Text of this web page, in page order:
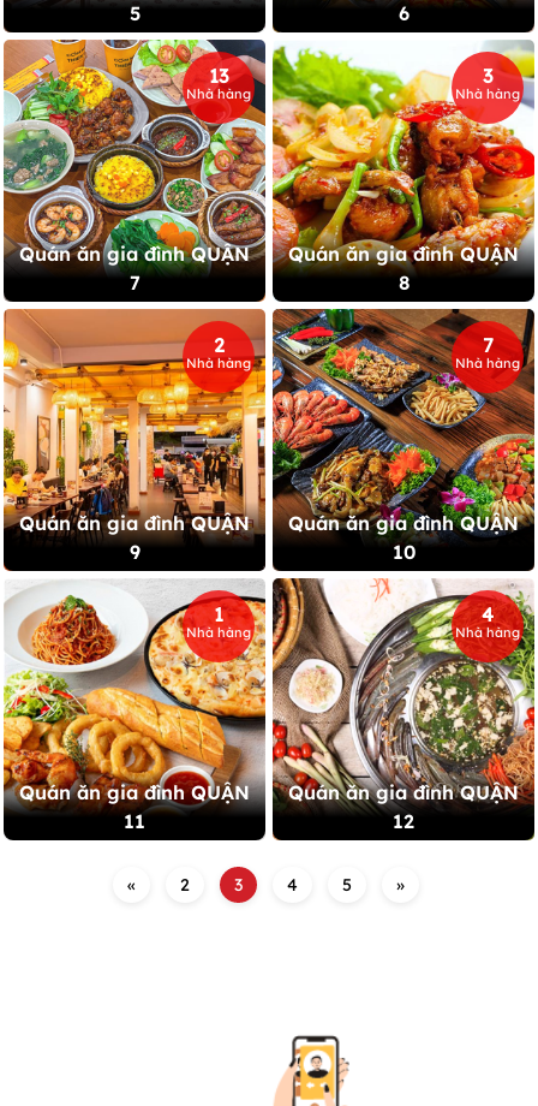
5
6
13
Nhà hàng
Quán ăn gia đình QUẬN
7
3
Nhà hàng
Quán ăn gia đình QUẬN
8
2
Nhà hàng
Quán ăn gia đình QUẬN
9
7
Nhà hàng
Quán ăn gia đình QUẬN
10
1
Nhà hàng
Quán ăn gia đình QUẬN
11
4
Nhà hàng
Quán ăn gia đình QUẬN
12
« 2 3 4 5 »